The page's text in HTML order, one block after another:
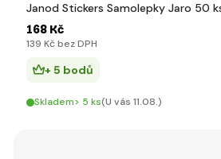
Janod Stickers Samolepky Jaro 50
168 Kč
139 Kč bez DPH
+ 5 bodů
Skladem> 5 ks(U vás 11.08.)